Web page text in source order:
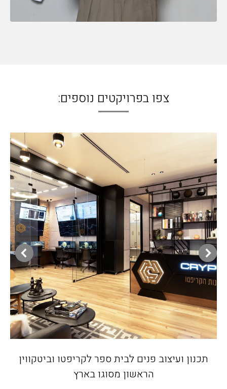
צפו בפרויקטים נוספים:
תכנון ועיצוב פנים לבית ספר לקריפטו וביטקווין
הראשון מסוגו בארץ